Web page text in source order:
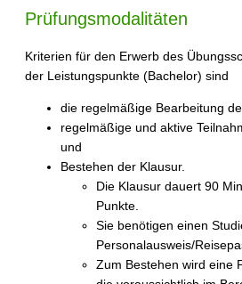
Prüfungsmodalitäten
Kriterien für den Erwerb des
der Leistungspunkte (Bachelor) sind
die regelmäßige Bearbeitung
regelmäßige und aktive
und
Bestehen der Klausur.
Die Klausur dauert 90
Punkte.
Sie benötigen einen
Personalausweis/
Zum Bestehen wird eine